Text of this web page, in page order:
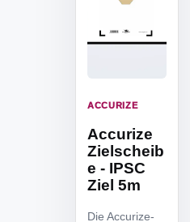
ACCURIZE
Accurize
Zielscheib
e - IPSC
Ziel 5m
Die Accurize-